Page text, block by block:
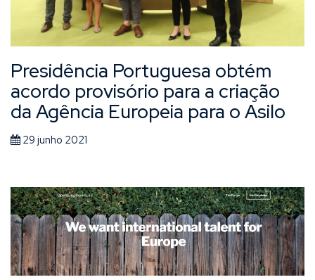
Presidência Portuguesa obtém
acordo provisório para a criação
da Agência Europeia para o Asilo
29 junho 2021